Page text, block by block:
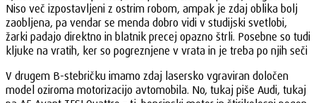
Niso več izpostavljeni z ostrim robom, ampak je zdaj oblika bolj
zaobljena, pa vendar se menda dobro vidi v studijski svetlobi,
žarki padajo direktno in blatnik precej opazno štrli. Posebne so tudi
kljuke na vratih, ker so pogreznjene v vrata in je treba po njih seči
V drugem B-stebričku imamo zdaj lasersko vgraviran določen
model oziroma motorizacijo avtomobila. No, tukaj piše Audi, tukaj